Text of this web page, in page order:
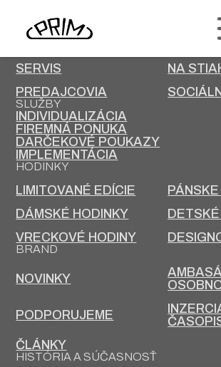
PRIM
SERVIS
NA
PREDAJCOVIA
SLUŽBY
INDIVIDUALIZÁCIA
FIREMNÁ PONUKA
DARČEKOVÉ POUKAZY
IMPLEMENTÁCIA
HODINKY
LIMITOVANÉ EDÍCIE
DÁMSKÉ HODINKY
VRECKOVÉ HODINY
BRAND
NOVINKY
PODPORUJEME
ČLÁNKY
HISTÓRIA A SÚČASNOSŤ